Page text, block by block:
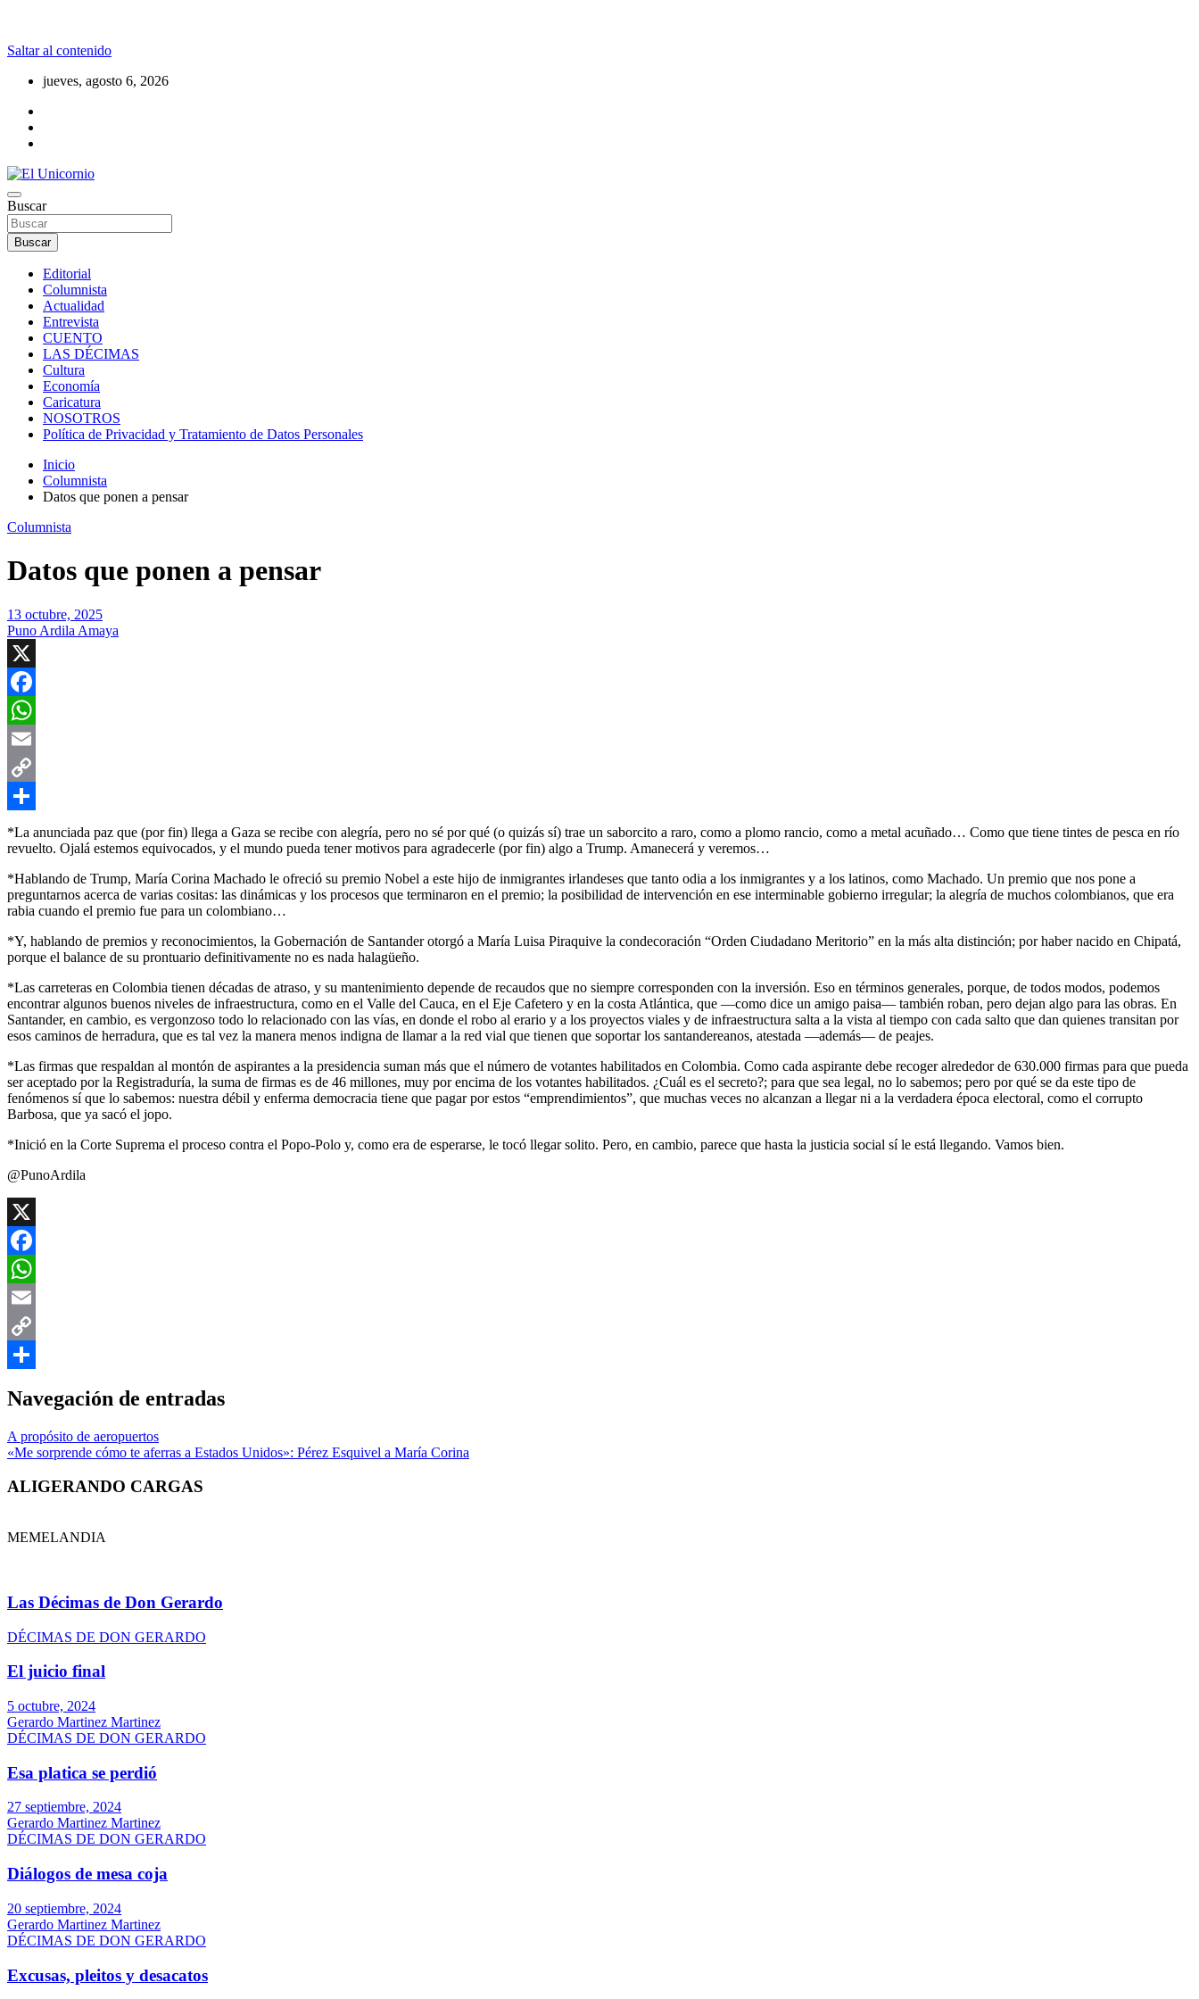
Saltar al contenido
jueves, agosto 6, 2026
El Unicornio
La realidad supera la fantasía
Buscar
Buscar
Editorial
Columnista
Actualidad
Entrevista
CUENTO
LAS DÉCIMAS
Cultura
Economía
Caricatura
NOSOTROS
Política de Privacidad y Tratamiento de Datos Personales
Inicio
Columnista
Datos que ponen a pensar
Columnista
Datos que ponen a pensar
13 octubre, 2025
Puno Ardila Amaya
X
Facebook
WhatsApp
Email
Copy
Link
Compartir
*La anunciada paz que (por fin) llega a Gaza se recibe con alegría, pero no sé por qué (o quizás sí) trae un saborcito a raro, como a plomo rancio, como a metal acuñado… Como que tiene tintes de pesca en río
revuelto. Ojalá estemos equivocados, y el mundo pueda tener motivos para agradecerle (por fin) algo a Trump. Amanecerá y veremos…
*Hablando de Trump, María Corina Machado le ofreció su premio Nobel a este hijo de inmigrantes irlandeses que tanto odia a los inmigrantes y a los latinos, como Machado. Un premio que nos pone a
preguntarnos acerca de varias cositas: las dinámicas y los procesos que terminaron en el premio; la posibilidad de intervención en ese interminable gobierno irregular; la alegría de muchos colombianos, que era
rabia cuando el premio fue para un colombiano…
*Y, hablando de premios y reconocimientos, la Gobernación de Santander otorgó a María Luisa Piraquive la condecoración “Orden Ciudadano Meritorio” en la más alta distinción; por haber nacido en Chipatá,
porque el balance de su prontuario definitivamente no es nada halagüeño.
*Las carreteras en Colombia tienen décadas de atraso, y su mantenimiento depende de recaudos que no siempre corresponden con la inversión. Eso en términos generales, porque, de todos modos, podemos
encontrar algunos buenos niveles de infraestructura, como en el Valle del Cauca, en el Eje Cafetero y en la costa Atlántica, que —como dice un amigo paisa— también roban, pero dejan algo para las obras. En
Santander, en cambio, es vergonzoso todo lo relacionado con las vías, en donde el robo al erario y a los proyectos viales y de infraestructura salta a la vista al tiempo con cada salto que dan quienes transitan por
esos caminos de herradura, que es tal vez la manera menos indigna de llamar a la red vial que tienen que soportar los santandereanos, atestada —además— de peajes.
*Las firmas que respaldan al montón de aspirantes a la presidencia suman más que el número de votantes habilitados en Colombia. Como cada aspirante debe recoger alrededor de 630.000 firmas para que pueda
ser aceptado por la Registraduría, la suma de firmas es de 46 millones, muy por encima de los votantes habilitados. ¿Cuál es el secreto?; para que sea legal, no lo sabemos; pero por qué se da este tipo de
fenómenos sí que lo sabemos: nuestra débil y enferma democracia tiene que pagar por estos “emprendimientos”, que muchas veces no alcanzan a llegar ni a la verdadera época electoral, como el corrupto
Barbosa, que ya sacó el jopo.
*Inició en la Corte Suprema el proceso contra el Popo-Polo y, como era de esperarse, le tocó llegar solito. Pero, en cambio, parece que hasta la justicia social sí le está llegando. Vamos bien.
@PunoArdila
X
Facebook
WhatsApp
Email
Copy
Navegación de entradas
A propósito de aeropuertos
«Me sorprende cómo te aferras a Estados Unidos»: Pérez Esquivel a María Corina
ALIGERANDO CARGAS
MEMELANDIA
Las Décimas de Don Gerardo
DÉCIMAS DE DON GERARDO
El juicio final
5 octubre, 2024
Gerardo Martinez Martinez
DÉCIMAS DE DON GERARDO
Esa platica se perdió
27 septiembre, 2024
Gerardo Martinez Martinez
DÉCIMAS DE DON GERARDO
Diálogos de mesa coja
20 septiembre, 2024
Gerardo Martinez Martinez
DÉCIMAS DE DON GERARDO
Excusas, pleitos y desacatos